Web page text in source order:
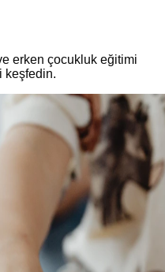
erken çocukluk eğitimi
keşfedin.